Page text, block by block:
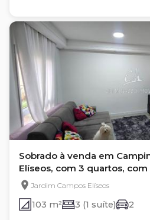
Sobrado à venda em
Elíseos, com 3 quartos, com
Jardim Campos Elíseos
103 m² 3 (1 suíte) 2